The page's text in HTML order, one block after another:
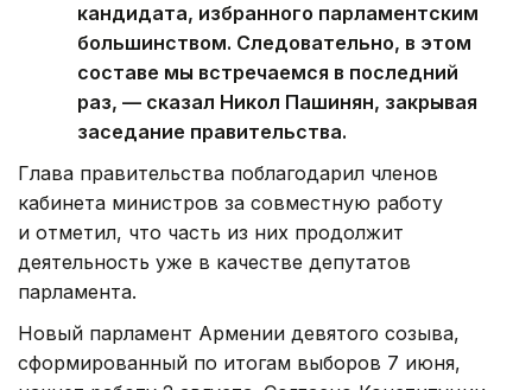
кандидата, избранного парламентским
большинством. Следовательно, в этом
составе мы встречаемся в последний
раз, — сказал Никол Пашинян, закрывая
заседание правительства.
Глава правительства поблагодарил членов
кабинета министров за совместную работу
и отметил, что часть из них продолжит
деятельность уже в качестве депутатов
парламента.
Новый парламент Армении девятого созыва,
сформированный по итогам выборов 7 июня,